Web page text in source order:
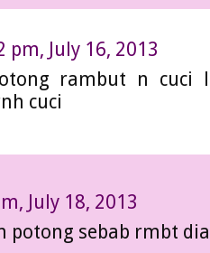
pm, July 16, 2013
rambut n cuci
cuci
July 18, 2013
potong sebab rmbt